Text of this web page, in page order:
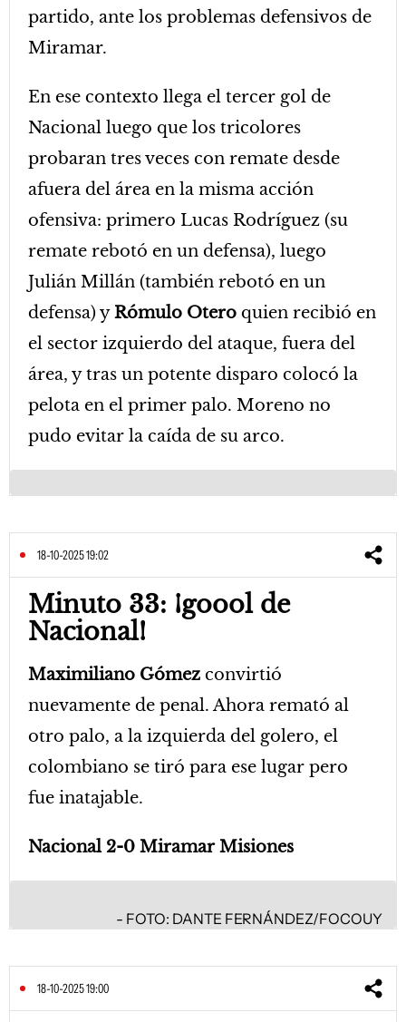
partido, ante los problemas defensivos de
Miramar.
En ese contexto llega el tercer gol de
Nacional luego que los tricolores
probaran tres veces con remate desde
afuera del área en la misma acción
ofensiva: primero Lucas Rodríguez (su
remate rebotó en un defensa), luego
Julián Millán (también rebotó en un
defensa) yRómulo Otero quien recibió en
el sector izquierdo del ataque, fuera del
área, y tras un potente disparo colocó la
pelota en el primer palo. Moreno no
pudo evitar la caída de su arco.
18-10-2025 19:02
Minuto 33: ¡goool de
Nacional!
Maximiliano Gómez convirtió
nuevamente de penal. Ahora remató al
otro palo, a la izquierda del golero, el
colombiano se tiró para ese lugar pero
fue inatajable.
Nacional 2-0 Miramar Misiones
FOTO: DANTE FERNÁNDEZ/FOCOUY
18-10-2025 19:00